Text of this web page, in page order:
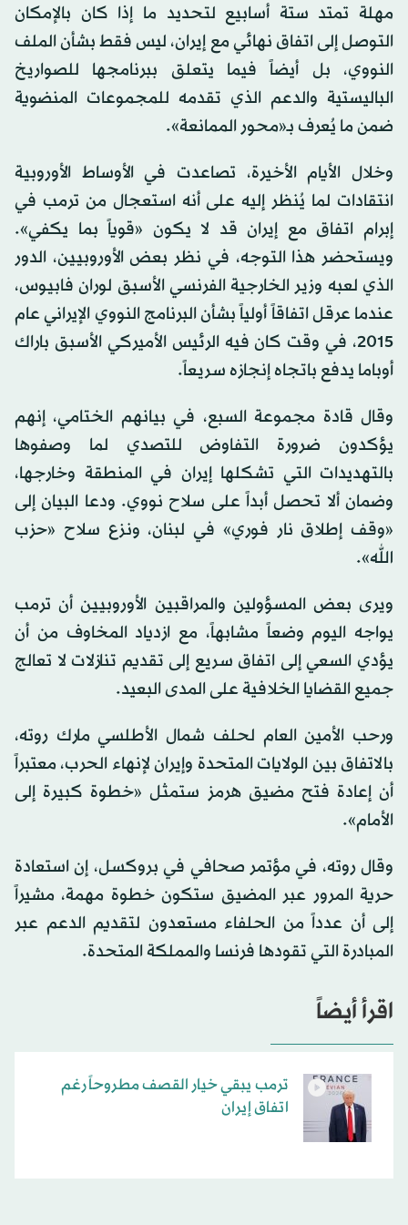
مهلة تمتد ستة أسابيع لتحديد ما إذا كان بالإمكان
التوصل إلى اتفاق نهائي مع إيران، ليس فقط بشأن الملف
النووي، بل أيضاً فيما يتعلق ببرنامجها للصواريخ
الباليستية والدعم الذي تقدمه للمجموعات المنضوية
ضمن ما يُعرف بـ«محور الممانعة».
وخلال الأيام الأخيرة، تصاعدت في الأوساط الأوروبية
انتقادات لما يُنظر إليه على أنه استعجال من ترمب في
إبرام اتفاق مع إيرانقد لا يكون «قوياً بما يكفي».
ويستحضر هذا التوجه، في نظر بعض الأوروبيين، الدور
الذي لعبه وزير الخارجية الفرنسي الأسبق لوران فابيوس،
عندما عرقل اتفاقاً أولياً بشأن البرنامج النووي الإيرانيعام
2015، في وقت كان فيه الرئيس الأميركي الأسبق باراك
أوباما يدفع باتجاه إنجازه سريعاً.
وقال قادة مجموعة السبع، في بيانهم الختامي، إنهم
يؤكدون ضرورة التفاوض للتصدي لما وصفوها
بالتهديدات التي تشكلهاإيران في المنطقة وخارجها،
وضمان ألا تحصل أبداً على سلاح نووي. ودعا البيان إلى
«وقف إطلاق نار فوري» في لبنان، ونزع سلاح «حزب
الله».
ويرى بعض المسؤولين والمراقبين الأوروبيين أن ترمب
يواجه اليوم وضعاً مشابهاً، مع ازدياد المخاوف من أن
يؤدي السعي إلى اتفاق سريع إلى تقديم تنازلات لا تعالج
جميع القضايا الخلافية على المدى البعيد.
ورحب الأمين العام لحلف شمال الأطلسي مارك روته،
بالاتفاق بين الولايات المتحدة وإيران لإنهاء الحرب، معتبراً
أن إعادة فتح مضيق هرمز ستمثل «خطوة كبيرة إلى
الأمام».
وقال روته، في مؤتمر صحافي في بروكسل، إن استعادة
حرية المرور عبر المضيق ستكون خطوة مهمة، مشيراً
إلى أن عدداً من الحلفاء مستعدون لتقديم الدعم عبر
المبادرة التي تقودها فرنسا والمملكة المتحدة.
اقرأ أيضاً
ترمب يبقي خيار القصف مطروحاً رغم
اتفاق إيران